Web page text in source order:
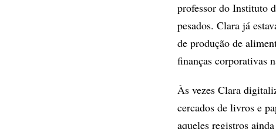
professor do Instituto
pesados. Clara já
de produção de
finanças corporativas
Às vezes Clara
cercados de livros e
aqueles registros